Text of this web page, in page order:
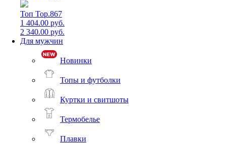
Топ Top.867
1 404.00 руб.
2 340.00 руб.
Для мужчин
Новинки
Топы и футболки
Куртки и свитшоты
Термобелье
Плавки